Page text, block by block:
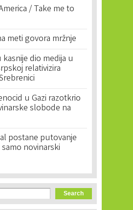
/ Take me to
meti govora mržnje
dio medija u
relativizira
u Gazi razotkrio
slobode na
postane putovanje
novinarski